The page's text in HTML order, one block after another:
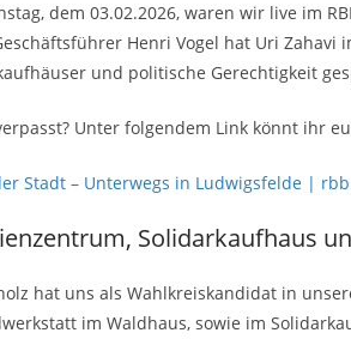
dem 03.02.2026, waren wir live im
Henri Vogel hat Uri
und politische Gerechtigkeit
Unter folgendem Link könnt ihr
Stadt – Unterwegs in Ludwigsfelde | rbb
Solidarkaufhaus
hat uns als Wahlkreiskandidat in
im Waldhaus, sowie im